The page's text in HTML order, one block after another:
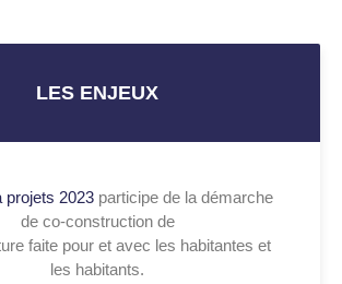
LES ENJEUX
projets 2023 participe de la démarche
de co-construction de
faite pour et avec les habitantes et
les habitants.